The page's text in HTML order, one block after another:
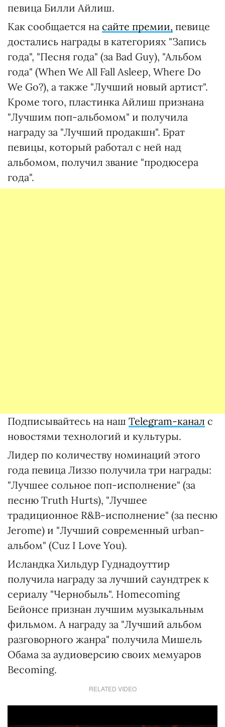
певица Билли Айлиш.
Как сообщается на сайте премии, певице
достались награды в категориях "Запись
года", "Песня года" (за Bad Guy), "Альбом
года" (When We All Fall Asleep, Where Do
We Go?), а также "Лучший новый артист".
Кроме того, пластинка Айлиш признана
"Лучшим поп-альбомом" и получила
награду за "Лучший продакшн". Брат
певицы, который работал с ней над
альбомом, получил звание "продюсера
года".
Подписывайтесь на наш Telegram-канал с
новостями технологий и культуры.
Лидер по количеству номинаций этого
года певица Лиззо получила три награды:
"Лучшее сольное поп-исполнение" (за
песню Truth Hurts), "Лучшее
традиционное R&B-исполнение" (за песню
Jerome) и "Лучший современный urban-
альбом" (Cuz I Love You).
Исландка Хильдур Гуднадоуттир
получила награду за лучший саундтрек к
сериалу "Чернобыль". Homecoming
Бейонсе признан лучшим музыкальным
фильмом. А награду за "Лучший альбом
разговорного жанра" получила Мишель
Обама за аудиоверсию своих мемуаров
Becoming.
RELATED VIDEO